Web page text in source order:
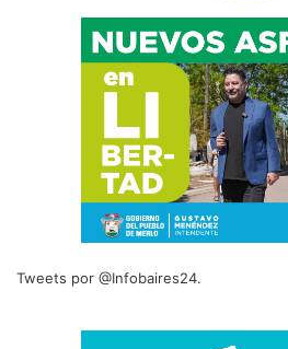
Tweets por @Infobaires24.